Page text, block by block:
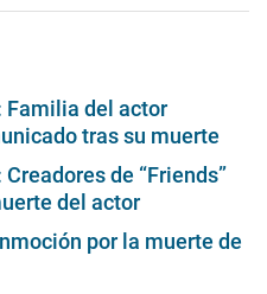
del actor
tras su muerte
de “Friends”
del actor
por la muerte de